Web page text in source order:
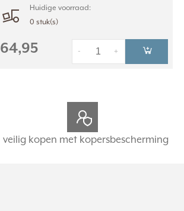
Huidige voorraad:
0 stuk(s)
64,95 +
-
veilig kopen met kopersbescherming